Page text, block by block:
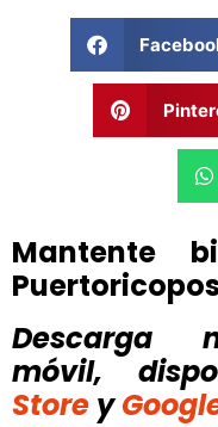
Mantente
Descarga
móvil,
Store y